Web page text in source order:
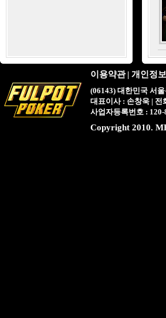
이용약관 | 개인정
(06143) 대한민국 서
대표이사 : 손창욱 | 전
사업자등록번호 :
Copyright 2010.